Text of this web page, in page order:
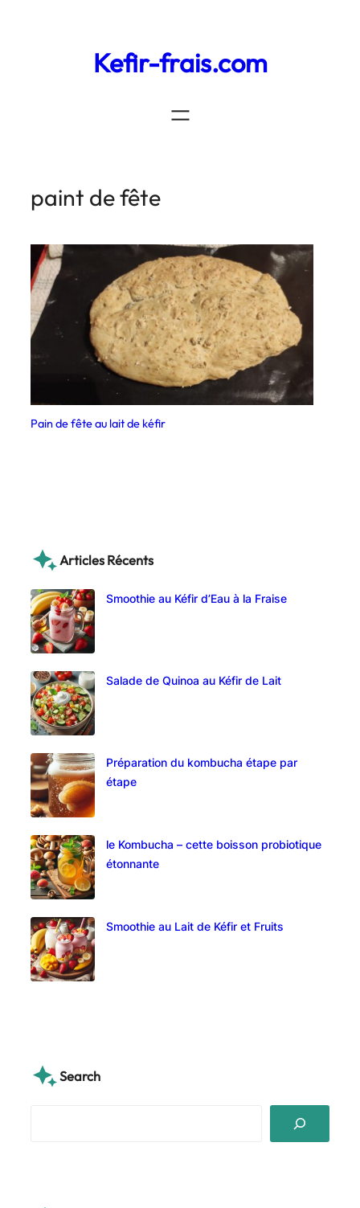
Kefir-frais.com
paint de fête
Pain de fête au lait de kéfir
Articles Récents
Smoothie au Kéfir d’Eau à la Fraise
Salade de Quinoa au Kéfir de Lait
Préparation du kombucha étape par
étape
le Kombucha – cette boisson probiotique
étonnante
Smoothie au Lait de Kéfir et Fruits
Search